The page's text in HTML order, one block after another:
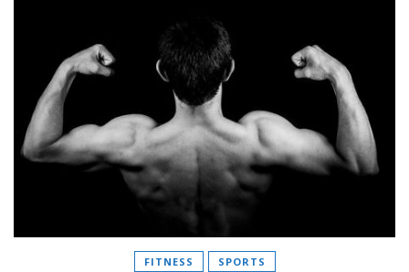
FITNESS SPORTS